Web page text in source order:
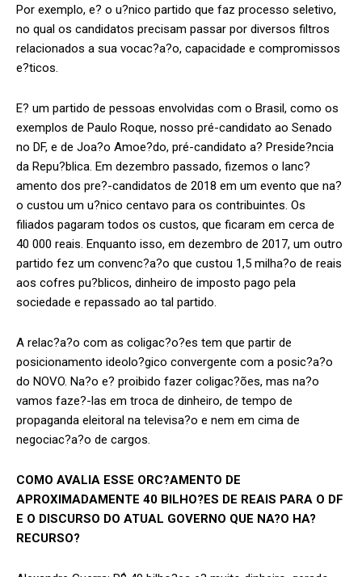
Por exemplo, e? o u?nico partido que faz processo seletivo,
no qual os candidatos precisam passar por diversos filtros
relacionados a sua vocac?a?o, capacidade e compromissos
e?ticos.
E? um partido de pessoas envolvidas com o Brasil, como os
exemplos de Paulo Roque, nosso pré-candidato ao Senado
no DF, e de Joa?o Amoe?do, pré-candidato a? Preside?ncia
da Repu?blica. Em dezembro passado, fizemos o lanc?
amento dos pre?-candidatos de 2018 em um evento que na?
o custou um u?nico centavo para os contribuintes. Os
filiados pagaram todos os custos, que ficaram em cerca de
40 000 reais. Enquanto isso, em dezembro de 2017, um outro
partido fez um convenc?a?o que custou 1,5 milha?o de reais
aos cofres pu?blicos, dinheiro de imposto pago pela
sociedade e repassado ao tal partido.
A relac?a?o com as coligac?o?es tem que partir de
posicionamento ideolo?gico convergente com a posic?a?o
do NOVO. Na?o e? proibido fazer coligac?ões, mas na?o
vamos faze?-las em troca de dinheiro, de tempo de
propaganda eleitoral na televisa?o e nem em cima de
negociac?a?o de cargos.
COMO AVALIA ESSE ORC?AMENTO DE
APROXIMADAMENTE 40 BILHO?ES DE REAIS PARA O DF
E O DISCURSO DO ATUAL GOVERNO QUE NA?O HA?
RECURSO?